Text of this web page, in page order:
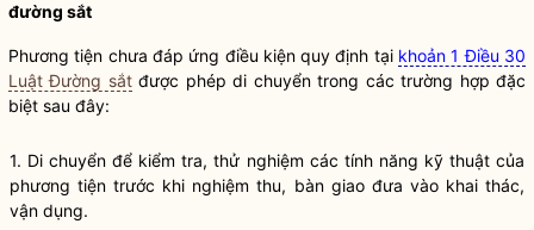
đường sắt
Phương tiện chưa đáp ứng điều kiện quy định tại khoản 1 Điều 30
Luật Đường sắtđược phép di chuyển trong các trường hợp đặc
biệt sau đây:
1. Di chuyển để kiểm tra, thử nghiệm các tính năng kỹ thuật của
phương tiện trước khi nghiệm thu, bàn giao đưa vào khai thác,
vận dụng.